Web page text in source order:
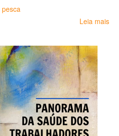
pesca
Leia mais